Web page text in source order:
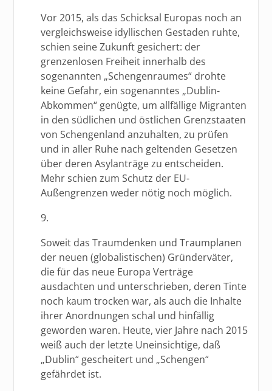
Vor 2015, als das Schicksal Europas noch an
vergleichsweise idyllischen Gestaden ruhte,
schien seine Zukunft gesichert: der
grenzenlosen Freiheit innerhalb des
sogenannten „Schengenraumes“ drohte
keine Gefahr, ein sogenanntes „Dublin-
Abkommen“ genügte, um allfällige Migranten
in den südlichen und östlichen Grenzstaaten
von Schengenland anzuhalten, zu prüfen
und in aller Ruhe nach geltenden Gesetzen
über deren Asylanträge zu entscheiden.
Mehr schien zum Schutz der EU-
Außengrenzen weder nötig noch möglich.
9.
Soweit das Traumdenken und Traumplanen
der neuen (globalistischen) Gründerväter,
die für das neue Europa Verträge
ausdachten und unterschrieben, deren Tinte
noch kaum trocken war, als auch die Inhalte
ihrer Anordnungen schal und hinfällig
geworden waren. Heute, vier Jahre nach 2015
weiß auch der letzte Uneinsichtige, daß
„Dublin“ gescheitert und „Schengen“
gefährdet ist.